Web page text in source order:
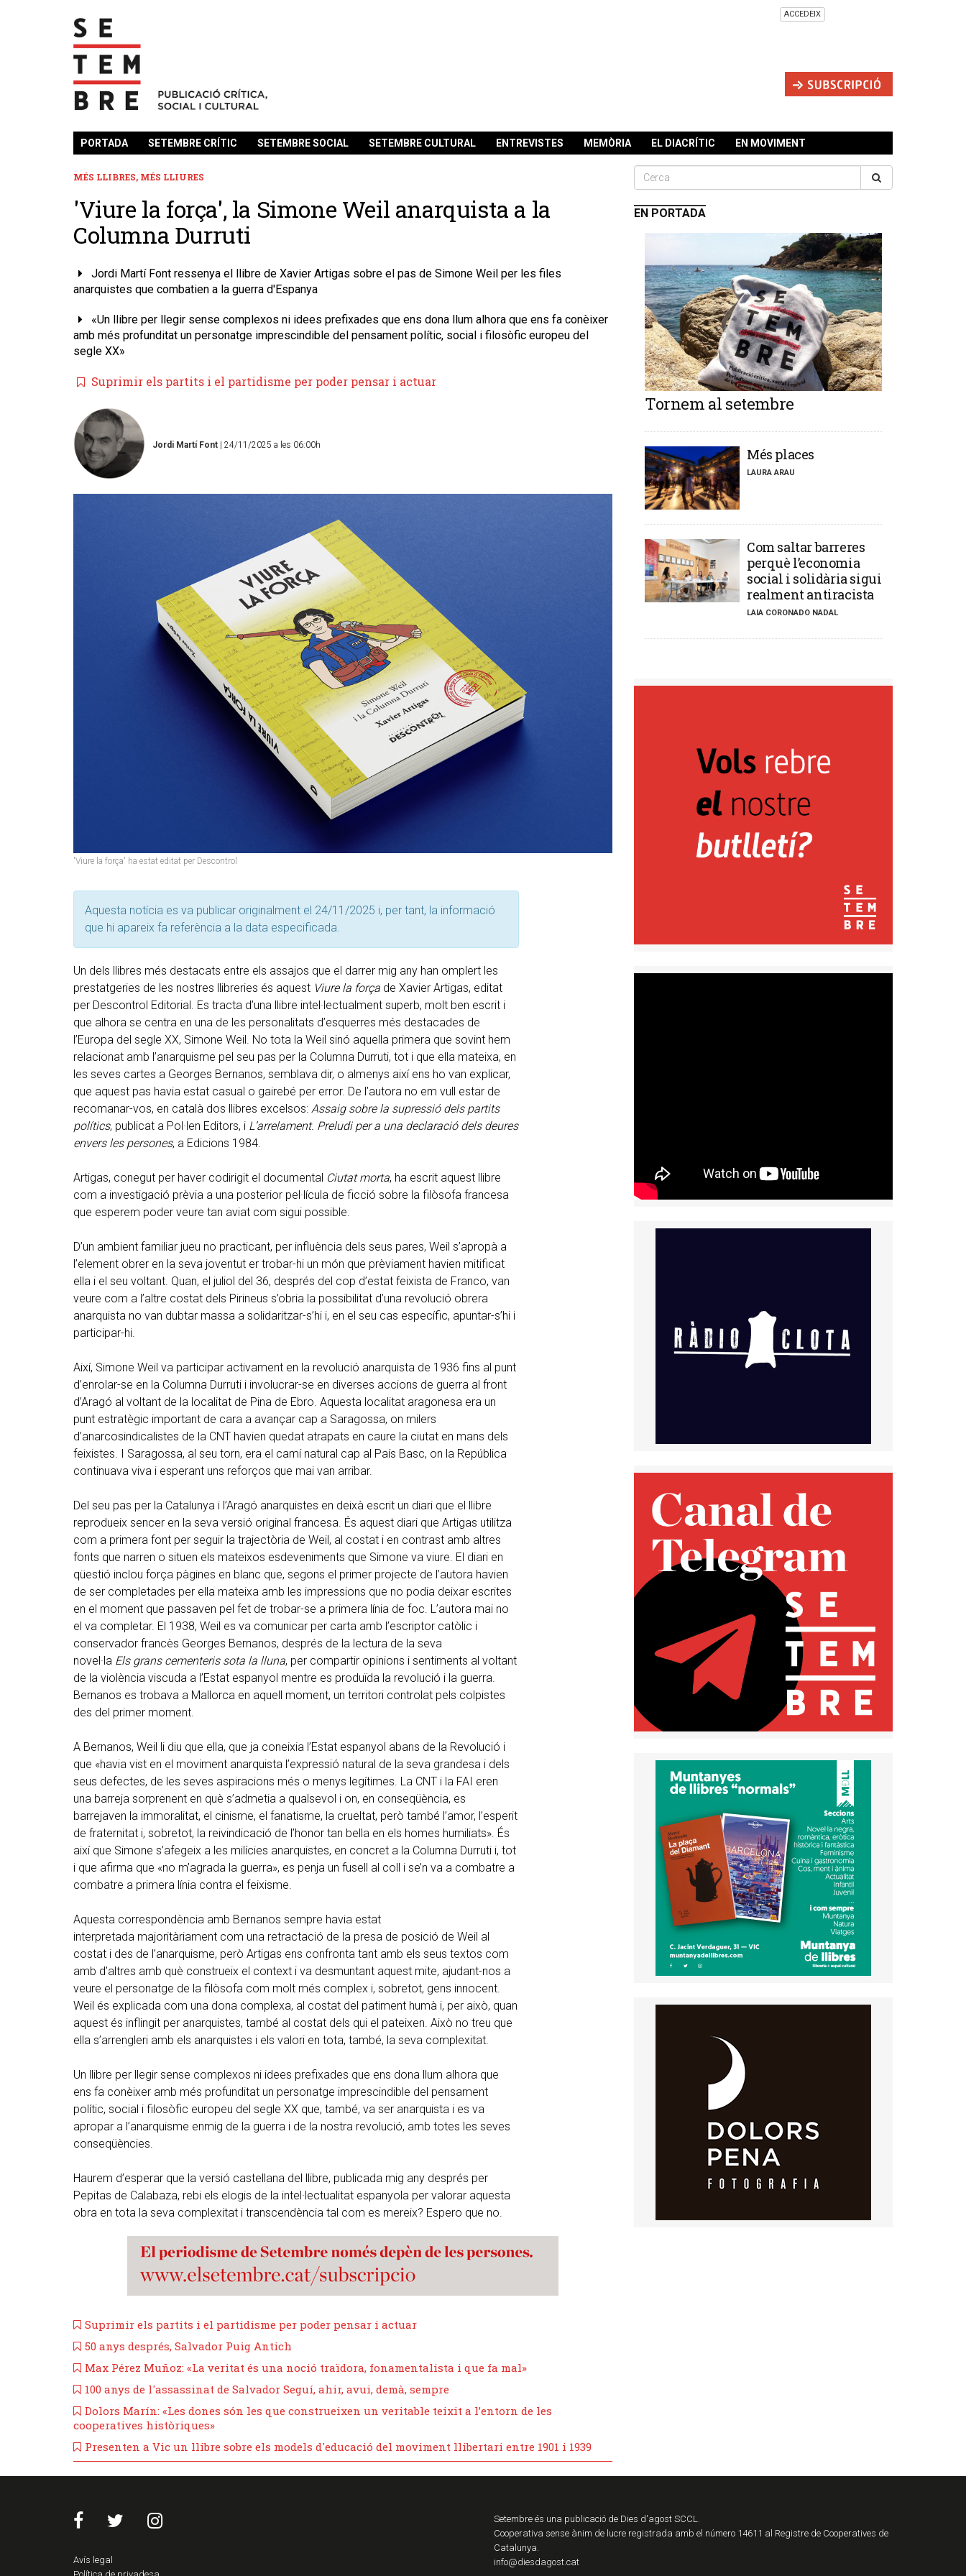
ACCEDEIX
PORTADA SETEMBRE CRÍTIC SETEMBRE SOCIAL SETEMBRE CULTURAL ENTREVISTES MEMÒRIA EL DIACRÍTIC EN MOVIMENT
MÉS LLIBRES, MÉS LLIURES
​'Viure la força', la Simone Weil anarquista a la
Columna Durruti
Jordi Martí Font ressenya el llibre de Xavier Artigas sobre el pas de Simone Weil per les files
anarquistes que combatien a la guerra d'Espanya
«Un llibre per llegir sense complexos ni idees prefixades que ens dona llum alhora que ens fa conèixer
amb més profunditat un personatge imprescindible del pensament polític, social i filosòfic europeu del
segle XX»
​Suprimir els partits i el partidisme per poder pensar i actuar
Jordi Martí Font | 24/11/2025 a les 06:00h
'Viure la força' ha estat editat per Descontrol
Aquesta notícia es va publicar originalment el 24/11/2025 i, per tant, la informació
que hi apareix fa referència a la data especificada.
Un dels llibres més destacats entre els assajos que el darrer mig any han omplert les
prestatgeries de les nostres llibreries és aquest Viure la força de Xavier Artigas, editat
per Descontrol Editorial. Es tracta d’una llibre intel·lectualment superb, molt ben escrit i
que alhora se centra en una de les personalitats d’esquerres més destacades de
l’Europa del segle XX, Simone Weil. No tota la Weil sinó aquella primera que sovint hem
relacionat amb l’anarquisme pel seu pas per la Columna Durruti, tot i que ella mateixa, en
les seves cartes a Georges Bernanos, semblava dir, o almenys així ens ho van explicar,
que aquest pas havia estat casual o gairebé per error. De l’autora no em vull estar de
recomanar-vos, en català dos llibres excelsos: Assaig sobre la supressió dels partits
polítics, publicat a Pol·len Editors, i L’arrelament. Preludi per a una declaració dels deures
envers les persones, a Edicions 1984.
Artigas, conegut per haver codirigit el documental Ciutat morta, ha escrit aquest llibre
com a investigació prèvia a una posterior pel·lícula de ficció sobre la filòsofa francesa
que esperem poder veure tan aviat com sigui possible.
D’un ambient familiar jueu no practicant, per influència dels seus pares, Weil s’apropà a
l’element obrer en la seva joventut er trobar-hi un món que prèviament havien mitificat
ella i el seu voltant. Quan, el juliol del 36, després del cop d’estat feixista de Franco, van
veure com a l’altre costat dels Pirineus s’obria la possibilitat d’una revolució obrera
anarquista no van dubtar massa a solidaritzar-s’hi i, en el seu cas específic, apuntar-s’hi i
participar-hi.
Així, Simone Weil va participar activament en la revolució anarquista de 1936 fins al punt
d’enrolar-se en la Columna Durruti i involucrar-se en diverses accions de guerra al front
d’Aragó al voltant de la localitat de Pina de Ebro. Aquesta localitat aragonesa era un
punt estratègic important de cara a avançar cap a Saragossa, on milers
d’anarcosindicalistes de la CNT havien quedat atrapats en caure la ciutat en mans dels
feixistes. I Saragossa, al seu torn, era el camí natural cap al País Basc, on la República
continuava viva i esperant uns reforços que mai van arribar.
Del seu pas per la Catalunya i l’Aragó anarquistes en deixà escrit un diari que el llibre
reprodueix sencer en la seva versió original francesa. És aquest diari que Artigas utilitza
com a primera font per seguir la trajectòria de Weil, al costat i en contrast amb altres
fonts que narren o situen els mateixos esdeveniments que Simone va viure. El diari en
qüestió inclou força pàgines en blanc que, segons el primer projecte de l’autora havien
de ser completades per ella mateixa amb les impressions que no podia deixar escrites
en el moment que passaven pel fet de trobar-se a primera línia de foc. L’autora mai no
el va completar. El 1938, Weil es va comunicar per carta amb l’escriptor catòlic i
conservador francès Georges Bernanos, després de la lectura de la seva
novel·la Els grans cementeris sota la lluna, per compartir opinions i sentiments al voltant
de la violència viscuda a l’Estat espanyol mentre es produïda la revolució i la guerra.
Bernanos es trobava a Mallorca en aquell moment, un territori controlat pels colpistes
des del primer moment.
A Bernanos, Weil li diu que ella, que ja coneixia l’Estat espanyol abans de la Revolució i
que «havia vist en el moviment anarquista l’expressió natural de la seva grandesa i dels
seus defectes, de les seves aspiracions més o menys legítimes. La CNT i la FAI eren
una barreja sorprenent en què s’admetia a qualsevol i on, en conseqüència, es
barrejaven la immoralitat, el cinisme, el fanatisme, la crueltat, però també l’amor, l’esperit
de fraternitat i, sobretot, la reivindicació de l’honor tan bella en els homes humiliats». És
així que Simone s’afegeix a les milícies anarquistes, en concret a la Columna Durruti i, tot
i que afirma que «no m’agrada la guerra», es penja un fusell al coll i se’n va a combatre a
combatre a primera línia contra el feixisme.
Aquesta correspondència amb Bernanos sempre havia estat
interpretada majoritàriament com una retractació de la presa de posició de Weil al
costat i des de l’anarquisme, però Artigas ens confronta tant amb els seus textos com
amb d’altres amb què construeix el context i va desmuntant aquest mite, ajudant-nos a
veure el personatge de la filòsofa com molt més complex i, sobretot, gens innocent.
Weil és explicada com una dona complexa, al costat del patiment humà i, per això, quan
aquest és inflingit per anarquistes, també al costat dels qui el pateixen. Això no treu que
ella s’arrengleri amb els anarquistes i els valori en tota, també, la seva complexitat.
Un llibre per llegir sense complexos ni idees prefixades que ens dona llum alhora que
ens fa conèixer amb més profunditat un personatge imprescindible del pensament
polític, social i filosòfic europeu del segle XX que, també, va ser anarquista i es va
apropar a l’anarquisme enmig de la guerra i de la nostra revolució, amb totes les seves
conseqüències.
Haurem d’esperar que la versió castellana del llibre, publicada mig any després per
Pepitas de Calabaza, rebi els elogis de la intel·lectualitat espanyola per valorar aquesta
obra en tota la seva complexitat i transcendència tal com es mereix? Espero que no.
​Suprimir els partits i el partidisme per poder pensar i actuar
​50 anys després, Salvador Puig Antich
Max Pérez Muñoz: «La veritat és una noció traïdora, fonamentalista i que fa mal»
​100 anys de l'assassinat de Salvador Seguí, ahir, avui, demà, sempre
Dolors Marín: «Les dones són les que construeixen un veritable teixit a l’entorn de les
cooperatives històriques»
Presenten a Vic un llibre sobre els models d'educació del moviment llibertari entre 1901 i 1939
EN PORTADA
Tornem al setembre
​Més places
LAURA ARAU
​Com saltar barreres
perquè l’economia
social i solidària sigui
realment antiracista
LAIA CORONADO NADAL
Avís legal
Setembre és una publicació de Dies d'agost SCCL.
Cooperativa sense ànim de lucre registrada amb el número 14611 al Registre de Cooperatives de
Catalunya.
info@diesdagost.cat